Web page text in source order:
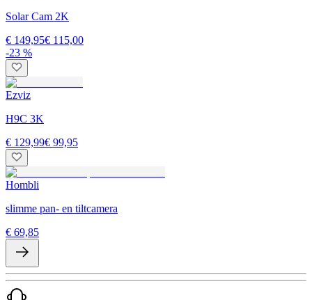
Solar Cam 2K
€ 149,95€ 115,00
-23 %
Ezviz
H9C 3K
€ 129,99€ 99,95
Hombli
slimme pan- en tiltcamera
€ 69,85